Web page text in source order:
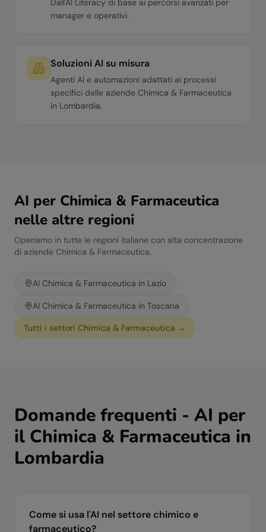
Dall'AI Literacy di base ai percorsi avanzati per
manager e operativi.
Soluzioni AI su misura
Agenti AI e automazioni adattati ai processi
specifici delle aziende Chimica & Farmaceutica
in Lombardia.
AI per Chimica & Farmaceutica
nelle altre regioni
Operiamo in tutte le regioni italiane con alta concentrazione
di aziende Chimica & Farmaceutica.
AI Chimica & Farmaceutica in Lazio
AI Chimica & Farmaceutica in Toscana
Tutti i settori Chimica & Farmaceutica →
Domande frequenti - AI per
il Chimica & Farmaceutica in
Lombardia
Come si usa l'AI nel settore chimico e
farmaceutico?